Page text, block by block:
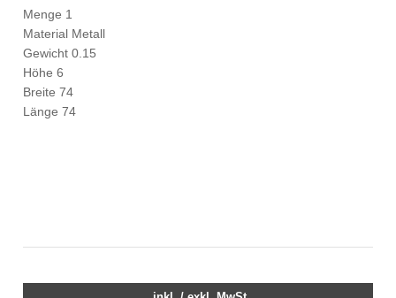
Menge 1
Material Metall
Gewicht 0.15
Höhe 6
Breite 74
Länge 74